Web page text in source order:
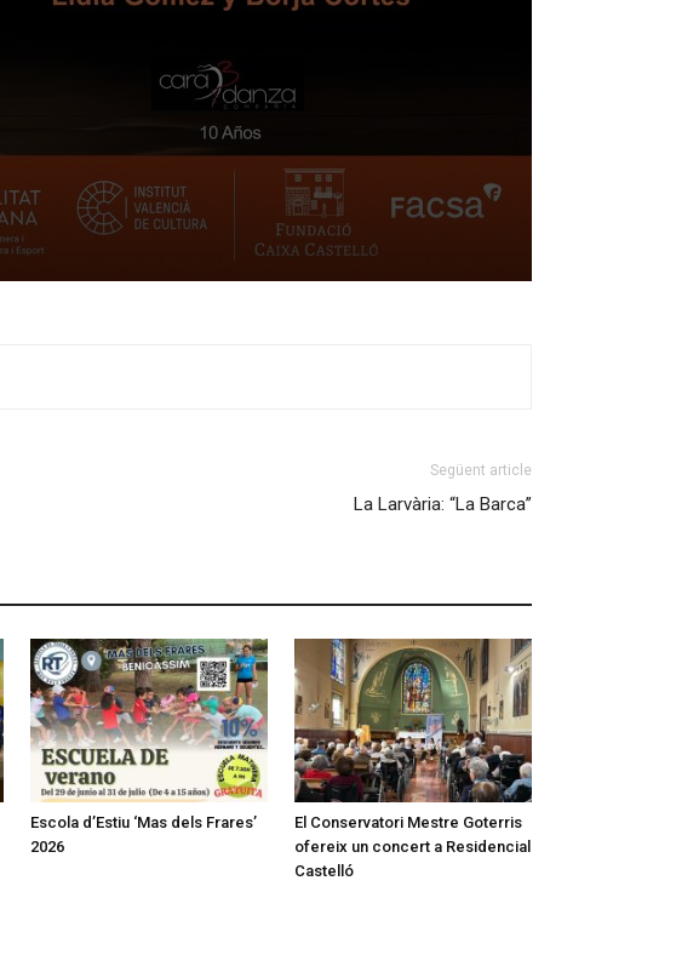
Següent article
La Larvària: “La Barca”
Escola d’Estiu ‘Mas dels Frares’
2026
El Conservatori Mestre Goterris
ofereix un concert a Residencial
Castelló